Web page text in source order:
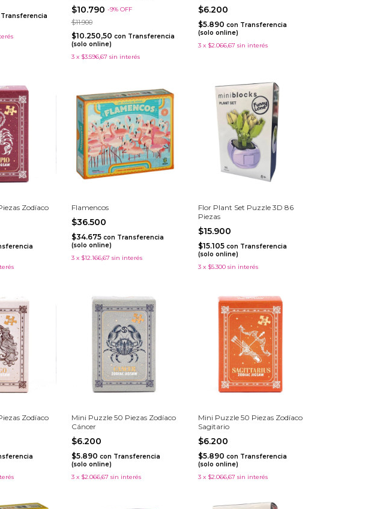
Transferencia
$10.790 -9% OFF
$11.900
$10.250,50 con Transferencia
(solo online)
3 x $3.596,67 sin interés
$6.200
$5.890 con Transferencia
(solo online)
3 x $2.066,67 sin interés
Zodíaco
Flamencos
$36.500
$34.675 con Transferencia
(solo online)
3 x $12.166,67 sin interés
Flor Plant Set Puzzle 3D 86
Piezas
$15.900
$15.105 con Transferencia
(solo online)
3 x $5.300 sin interés
Zodíaco
Mini Puzzle 50 Piezas Zodíaco
Cáncer
$6.200
$5.890 con Transferencia
(solo online)
3 x $2.066,67 sin interés
Mini Puzzle 50 Piezas Zodíaco
Sagitario
$6.200
$5.890 con Transferencia
(solo online)
3 x $2.066,67 sin interés